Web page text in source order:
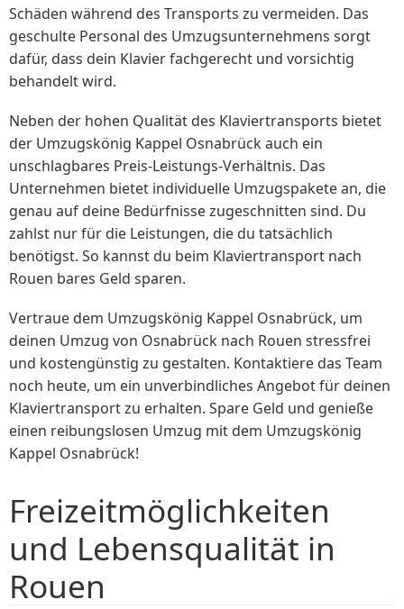
Schäden während des Transports zu vermeiden. Das
geschulte Personal des Umzugsunternehmens sorgt
dafür, dass dein Klavier fachgerecht und vorsichtig
behandelt wird.
Neben der hohen Qualität des Klaviertransports bietet
der Umzugskönig Kappel Osnabrück auch ein
unschlagbares Preis-Leistungs-Verhältnis. Das
Unternehmen bietet individuelle Umzugspakete an, die
genau auf deine Bedürfnisse zugeschnitten sind. Du
zahlst nur für die Leistungen, die du tatsächlich
benötigst. So kannst du beim Klaviertransport nach
Rouen bares Geld sparen.
Vertraue dem Umzugskönig Kappel Osnabrück, um
deinen Umzug von Osnabrück nach Rouen stressfrei
und kostengünstig zu gestalten. Kontaktiere das Team
noch heute, um ein unverbindliches Angebot für deinen
Klaviertransport zu erhalten. Spare Geld und genieße
einen reibungslosen Umzug mit dem Umzugskönig
Kappel Osnabrück!
Freizeitmöglichkeiten
und Lebensqualität in
Rouen